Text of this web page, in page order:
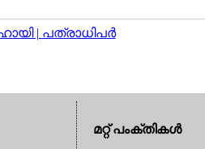
| പത്രാധിപര്‍
മറ്റ് പംക്തികള്‍